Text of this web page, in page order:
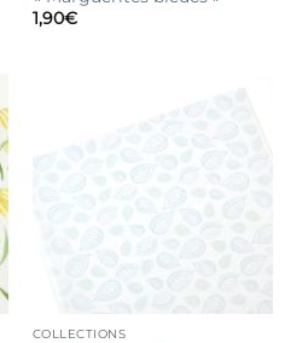
1,90€
COLLECTIONS